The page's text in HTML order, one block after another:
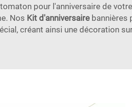
pour l'anniversaire de
Nos Kit d'anniversaire bannières
créant ainsi une décoration